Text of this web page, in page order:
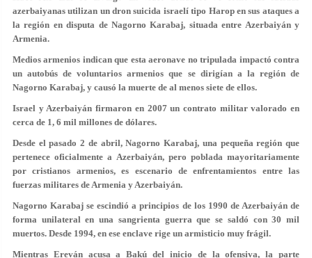
azerbaiyanas utilizan un dron suicida israelí tipo Harop en sus ataques a
la región en disputa de Nagorno Karabaj, situada entre Azerbaiyán y
Armenia.
Medios armenios indican que esta aeronave no tripulada impactó contra
un autobús de voluntarios armenios que se dirigían a la región de
Nagorno Karabaj, y causó la muerte de al menos siete de ellos.
Israel y Azerbaiyán firmaron en 2007 un contrato militar valorado en
cerca de 1, 6 mil millones de dólares.
Desde el pasado 2 de abril, Nagorno Karabaj, una pequeña región que
pertenece oficialmente a Azerbaiyán, pero poblada mayoritariamente
por cristianos armenios, es escenario de enfrentamientos entre las
fuerzas militares de Armenia y Azerbaiyán.
Nagorno Karabaj se escindió a principios de los 1990 de Azerbaiyán de
forma unilateral en una sangrienta guerra que se saldó con 30 mil
muertos. Desde 1994, en ese enclave rige un armisticio muy frágil.
Mientras Ereván acusa a Bakú del inicio de la ofensiva, la parte